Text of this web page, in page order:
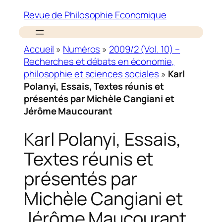
Revue de Philosophie Economique
Accueil » Numéros » 2009/2 (Vol. 10) –
Recherches et débats en économie,
philosophie et sciences sociales » Karl
Polanyi, Essais, Textes réunis et
présentés par Michèle Cangiani et
Jérôme Maucourant
Karl Polanyi, Essais,
Textes réunis et
présentés par
Michèle Cangiani et